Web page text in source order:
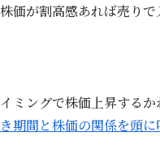
価が割高感あれば売りで
ミングで株価上昇する
期間と株価の関係を頭に